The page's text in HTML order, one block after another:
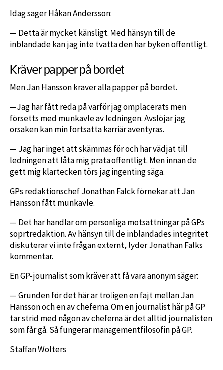
Idag säger Håkan Andersson:
— Detta är mycket känsligt. Med hänsyn till de
inblandade kan jag inte tvätta den här byken offentligt.
Kräver papper på bordet
Men Jan Hansson kräver alla papper på bordet.
—Jag har fått reda på varför jag omplacerats men
försetts med munkavle av ledningen. Avslöjar jag
orsaken kan min fortsatta karriär äventyras.
— Jag har inget att skämmas för och har vädjat till
ledningen att låta mig prata offentligt. Men innan de
gett mig klartecken törs jag ingenting säga.
GPs redaktionschef Jonathan Falck förnekar att Jan
Hansson fått munkavle.
— Det här handlar om personliga motsättningar på GPs
soprtredaktion. Av hänsyn till de inblandades integritet
diskuterar vi inte frågan externt, lyder Jonathan Falks
kommentar.
En GP-journalist som kräver att få vara anonym säger:
— Grunden för det här är troligen en fajt mellan Jan
Hansson och en av cheferna. Om en journalist här på GP
tar strid med någon av cheferna är det alltid journalisten
som får gå. Så fungerar managementfilosofin på GP.
Staffan Wolters